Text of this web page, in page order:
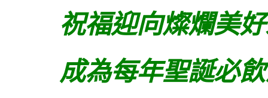
祝福迎向燦爛美
成為每年聖誕必